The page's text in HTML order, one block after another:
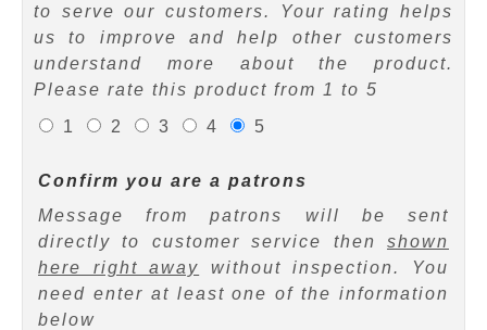
to serve our customers. Your rating helps
us to improve and help other customers
understand more about the product.
Please rate this product from 1 to 5
1
2 3 4 5
Confirm you are a patrons
Message from patrons will be sent
directly to customer service then shown
here right away without inspection. You
need enter at least one of the information
below